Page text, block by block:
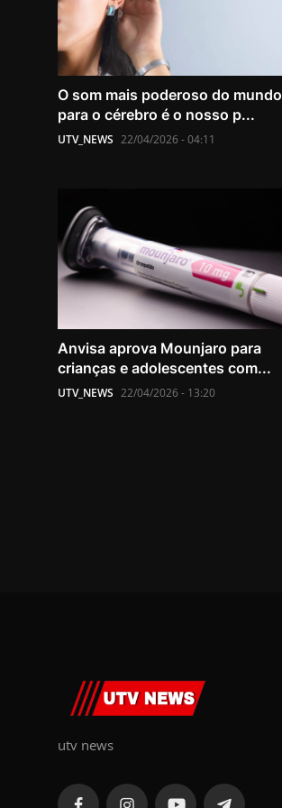
O som mais poderoso do mundo
para o cérebro é o nosso p...
UTV_NEWS 22/04/2026 - 04:11
Anvisa aprova Mounjaro para
crianças e adolescentes com...
UTV_NEWS 22/04/2026 - 13:20
utv news